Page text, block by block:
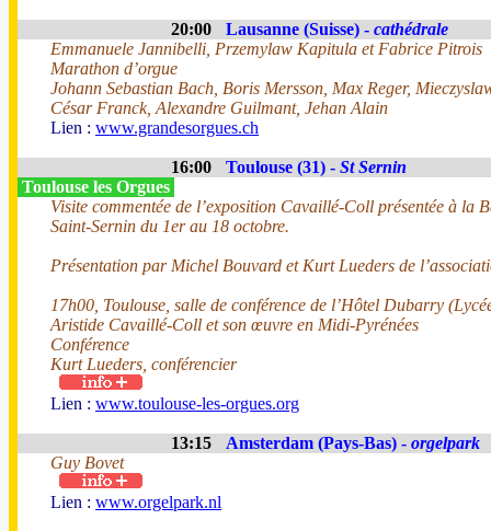
20:00 Lausanne (Suisse) - cathédrale
Emmanuele Jannibelli, Przemylaw Kapitula et Fabrice Pitrois
Marathon d’orgue
Johann Sebastian Bach, Boris Mersson, Max Reger,
César Franck, Alexandre Guilmant, Jehan Alain
Lien : www.grandesorgues.ch
16:00 Toulouse (31) - St Sernin
Toulouse les Orgues
Visite commentée de l’exposition Cavaillé-Coll présentée à la
Saint-Sernin du 1er au 18 octobre.
Présentation par Michel Bouvard et Kurt Lueders de
17h00, Toulouse, salle de conférence de l’Hôtel Dubarry
Aristide Cavaillé-Coll et son œuvre en Midi-Pyrénées
Conférence
Kurt Lueders, conférencier
Lien : www.toulouse-les-orgues.org
13:15 Amsterdam (Pays-Bas) - orgelpark
Guy Bovet
Lien : www.orgelpark.nl